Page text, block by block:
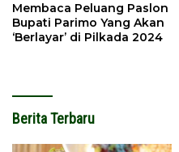
Membaca Peluang Paslon
Bupati Parimo Yang Akan
‘Berlayar’ di Pilkada 2024
Berita Terbaru